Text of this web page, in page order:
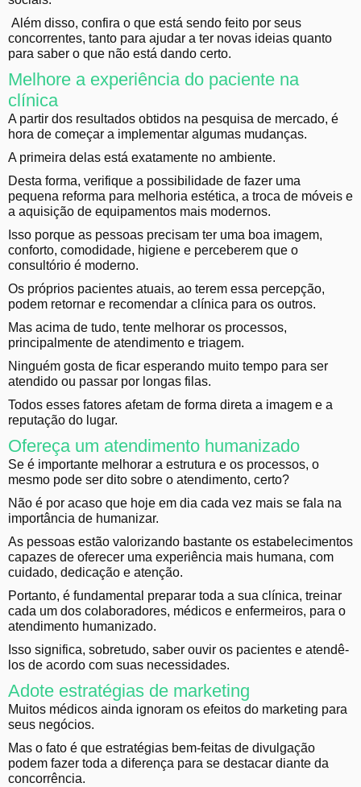
Além disso, confira o que está sendo feito por seus
concorrentes, tanto para ajudar a ter novas ideias quanto
para saber o que não está dando certo.
Melhore a experiência do paciente na
clínica
A partir dos resultados obtidos na pesquisa de mercado, é
hora de começar a implementar algumas mudanças.
A primeira delas está exatamente no ambiente.
Desta forma, verifique a possibilidade de fazer uma
pequena reforma para melhoria estética, a troca de móveis e
a aquisição de equipamentos mais modernos.
Isso porque as pessoas precisam ter uma boa imagem,
conforto, comodidade, higiene e perceberem que o
consultório é moderno.
Os próprios pacientes atuais, ao terem essa percepção,
podem retornar e recomendar a clínica para os outros.
Mas acima de tudo, tente melhorar os processos,
principalmente de atendimento e triagem.
Ninguém gosta de ficar esperando muito tempo para ser
atendido ou passar por longas filas.
Todos esses fatores afetam de forma direta a imagem e a
reputação do lugar.
Ofereça um atendimento humanizado
Se é importante melhorar a estrutura e os processos, o
mesmo pode ser dito sobre o atendimento, certo?
Não é por acaso que hoje em dia cada vez mais se fala na
importância de humanizar.
As pessoas estão valorizando bastante os estabelecimentos
capazes de oferecer uma experiência mais humana, com
cuidado, dedicação e atenção.
Portanto, é fundamental preparar toda a sua clínica, treinar
cada um dos colaboradores, médicos e enfermeiros, para o
atendimento humanizado.
Isso significa, sobretudo, saber ouvir os pacientes e atendê-
los de acordo com suas necessidades.
Adote estratégias de marketing
Muitos médicos ainda ignoram os efeitos do marketing para
seus negócios.
Mas o fato é que estratégias bem-feitas de divulgação
podem fazer toda a diferença para se destacar diante da
concorrência.